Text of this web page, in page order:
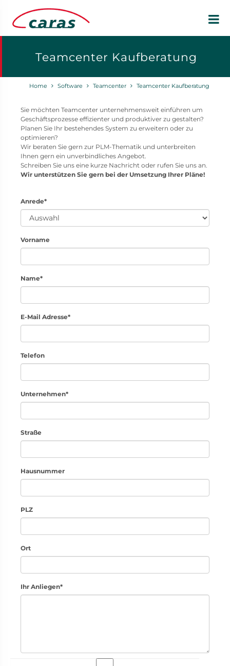
Teamcenter Kaufberatung
Home Software Teamcenter Teamcenter Kaufberatung
Sie möchten Teamcenter unternehmensweit einführen um
Geschäftsprozesse effizienter und produktiver zu gestalten?
Planen Sie Ihr bestehendes System zu erweitern oder zu
optimieren?
Wir beraten Sie gern zur PLM-Thematik und unterbreiten
Ihnen gern ein unverbindliches Angebot.
Schreiben Sie uns eine kurze Nachricht oder rufen Sie uns an.
Wir unterstützen Sie gern bei der Umsetzung Ihrer Pläne!
Anrede*
Vorname
Name*
E-Mail Adresse*
Telefon
Unternehmen*
Straße
Hausnummer
PLZ
Ort
Ihr Anliegen*